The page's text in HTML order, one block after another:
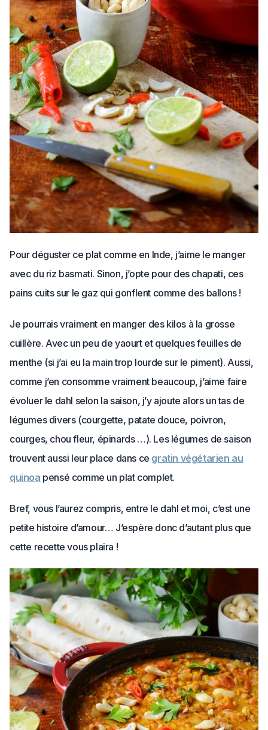
Pour déguster ce plat comme en Inde, j’aime le manger
avec du riz basmati. Sinon, j’opte pour des chapati, ces
pains cuits sur le gaz qui gonflent comme des ballons !
Je pourrais vraiment en manger des kilos à la grosse
cuillère. Avec un peu de yaourt et quelques feuilles de
menthe (s​i j’ai eu la main trop lourde sur le piment). Aussi,
comme j’en consomme vraiment beaucoup, j’aime faire
évoluer le dahl selon la saison, j’y ajoute alors un tas de
légumes divers (courgette, patate douce, poivron,
courges, chou fleur, épinards …). Les légumes de saison
trouvent aussi leur place dans ce gratin végétarien au
quinoa pensé comme un plat complet.
Bref, vous l’aurez compris, entre le dahl et moi, c’est une
petite histoire d’amour… J’espère donc d’autant plus que
cette recette vous plaira !